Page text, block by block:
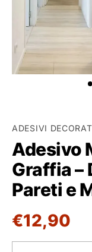
ADESIVI
Adesivo
Graffia –
Pareti e
€12,90